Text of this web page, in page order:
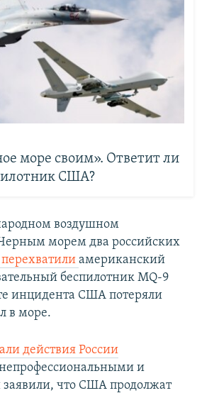
море своим». Ответит ли
США?
воздушном
морем два российских
американский
беспилотник MQ-9
инцидента США потеряли
в море.
действия России
и
заявили, что США продолжат